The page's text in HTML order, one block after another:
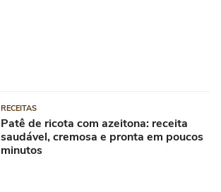
RECEITAS
Patê de ricota com azeitona: receita
saudável, cremosa e pronta em poucos
minutos